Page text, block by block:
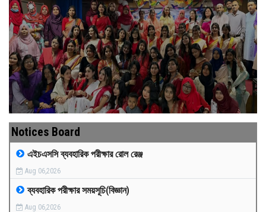
HOME
ABOUT US
FACULTIES
ACADEMICS
GALLERY
MEDIA
PAYMENT
Notices Board
এইচএসসি ব্যবহারিক পরীক্ষার রোল রেঞ্জ
Aug 06,2026
ব্যবহারিক পরীক্ষার সময়সূচি(বিজ্ঞান)
Aug 06,2026